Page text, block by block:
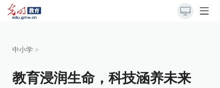
中小学 >
教育浸润生命，科技涵养未来